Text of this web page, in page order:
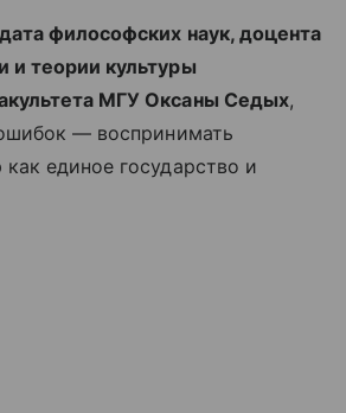
философских наук, доцента
и теории культуры
МГУ Оксаны Седых,
— воспринимать
единое государство и